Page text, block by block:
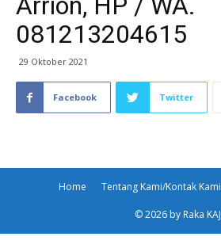
081213204615
29 Oktober 2021
Facebook Twitter
Home Tentang Kami/Kontak Kami
© 2026 by Raka KAJ